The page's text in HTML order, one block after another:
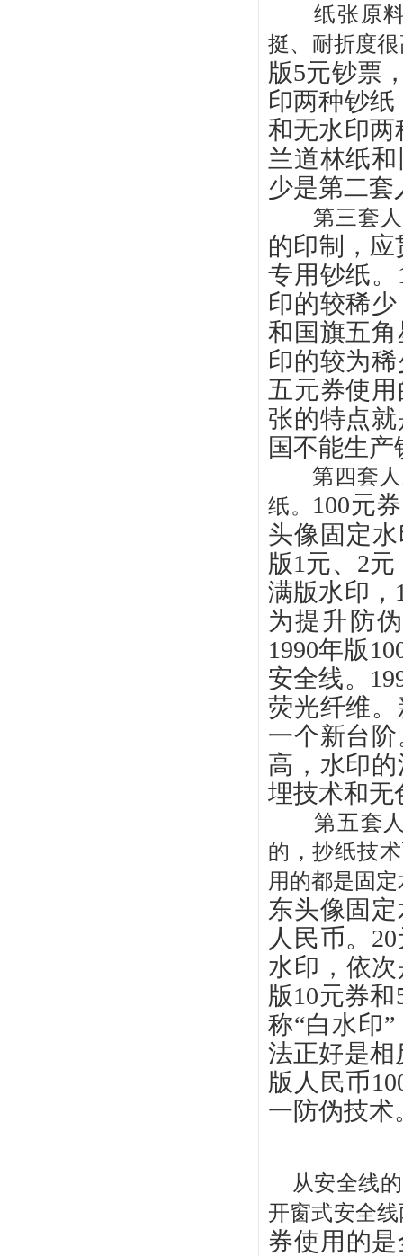
纸张原料
挺、耐折度
版5元钞票
印两种钞纸
和无水印两
兰道林纸
少是第二
第三套人
的印制，
专用钞纸
印的较稀
和国旗五
印的较为
五元券使
张的特点
国不能生
第四套人
纸。 100元
头像固定
版1元、2
满版水印，
为提升防
1990年版
安全线。
荧光纤维
一个新台
高，水印
埋技术和无
第五套人
的，抄纸技
用的都是固
东头像固
人民币。
水印，依
版10元券
称“白水印
法正好是相
版人民币
一防伪技术
从安全线的
开窗式安全
券使用的